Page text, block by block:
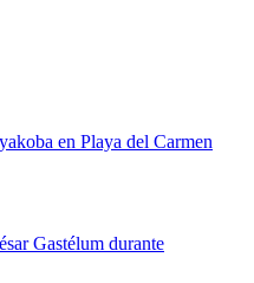
en Playa del Carmen
Gastélum durante